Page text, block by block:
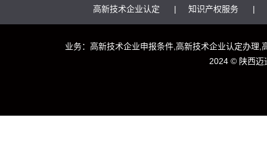
高新技术企业认定 知识产权服务
业务：高新技术企业申报条件,高新技术企业认定办理
2024 © 陕